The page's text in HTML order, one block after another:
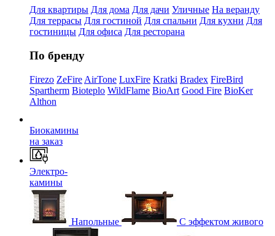
Для квартиры Для дома Для дачи Уличные На веранду
Для террасы Для гостиной Для спальни Для кухни Для
гостиницы Для офиса Для ресторана
По бренду
Firezo ZeFire AirTone LuxFire Kratki Bradex FireBird
Spartherm Bioteplo WildFlame BioArt Good Fire BioKer
Althon
Биокамины
на заказ
Электро-
камины
Напольные С эффектом живого